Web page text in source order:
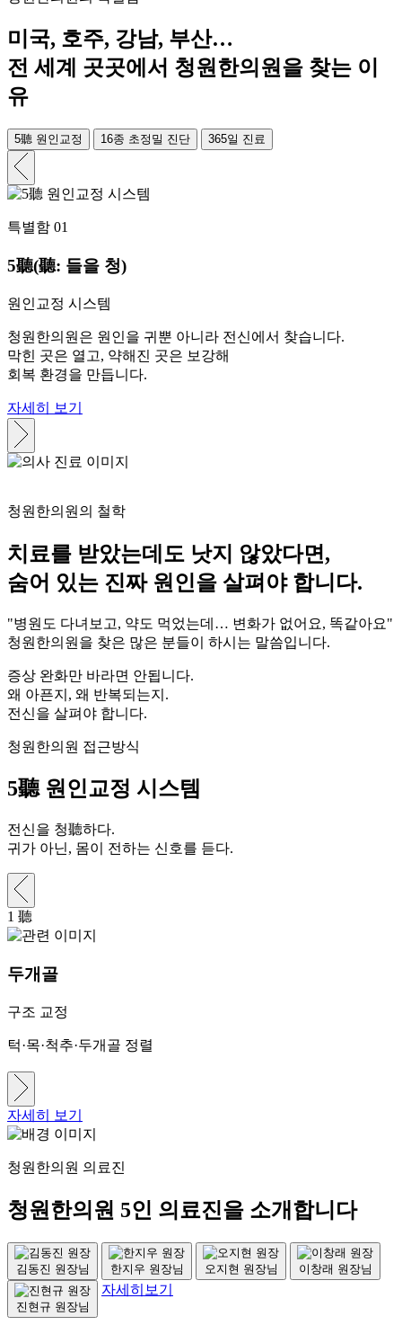
미국, 호주, 강남, 부산…
전 세계 곳곳에서 청원한의원을 찾는 이
유
5聽 원인교정 16종 초정밀 진단 365일 진료
특별함 01
5聽(聽: 들을 청)
원인교정 시스템
청원한의원은 원인을 귀뿐 아니라 전신에서 찾습니다.
막힌 곳은 열고, 약해진 곳은 보강해
회복 환경을 만듭니다.
자세히 보기
청원한의원의 철학
치료를 받았는데도 낫지 않았다면,
숨어 있는 진짜 원인을 살펴야 합니다.
"병원도 다녀보고, 약도 먹었는데… 변화가 없어요, 똑같아요"
청원한의원을 찾은 많은 분들이 하시는 말씀입니다.
증상 완화만 바라면 안됩니다.
왜 아픈지, 왜 반복되는지.
전신을 살펴야 합니다.
청원한의원 접근방식
5聽 원인교정 시스템
전신을 청聽하다.
귀가 아닌, 몸이 전하는 신호를 듣다.
1 聽
두개골
구조 교정
턱·목·척추·두개골 정렬
자세히 보기
청원한의원 의료진
청원한의원 5인 의료진을 소개합니다
김동진 원장님 한지우 원장님 오지현 원장님 이창래 원장님
진현규 원장님
자세히보기